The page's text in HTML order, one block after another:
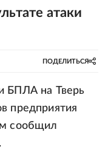
атаки
ПОДЕЛИТЬСЯ
БПЛА на Тверь
предприятия
сообщил